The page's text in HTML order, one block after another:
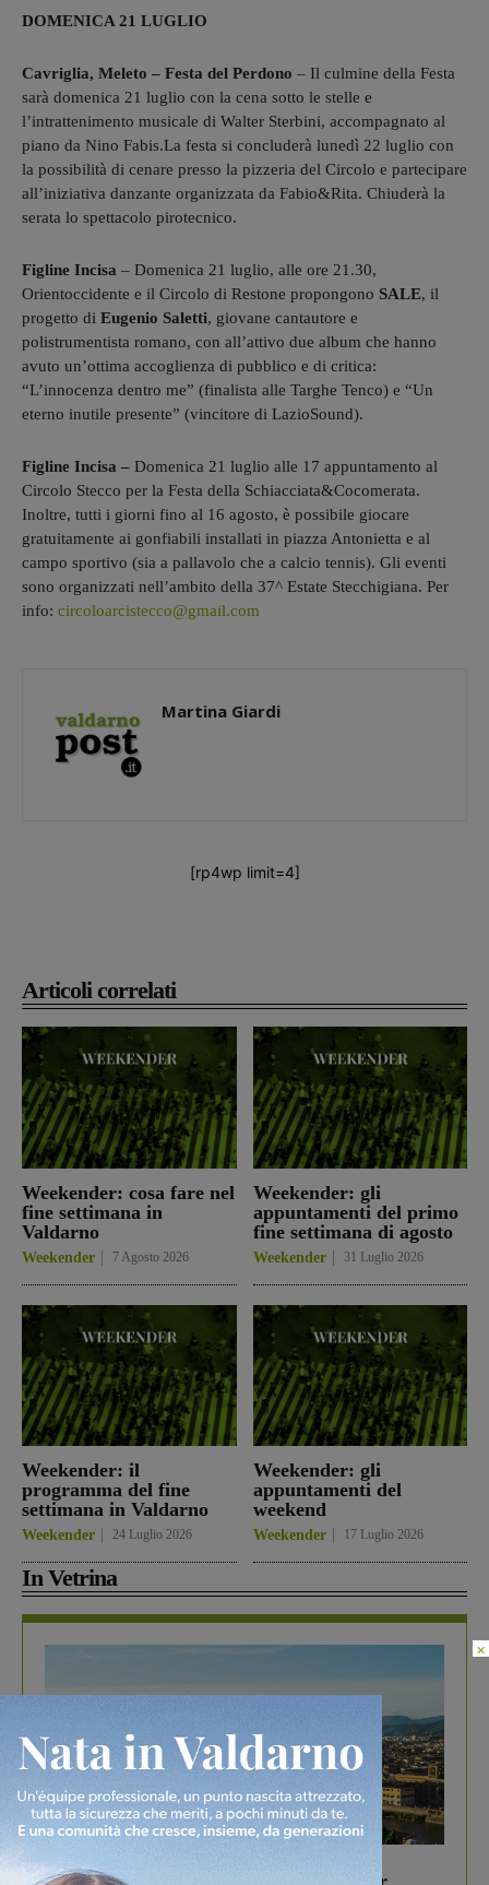
Articoli correlati
Weekender: cosa fare nel
fine settimana in
Valdarno
Weekender 7 Agosto 2026
Weekender: gli
appuntamenti del primo
fine settimana di agosto
Weekender 31 Luglio 2026
Weekender: il
programma del fine
settimana in Valdarno
Weekender 24 Luglio 2026
Weekender: gli
appuntamenti del
weekend
Weekender 17 Luglio 2026
In Vetrina
In vetrina 6 Agosto 2026
DOMENICA 21 LUGLIO
Cavriglia, Meleto – Festa del Perdono – Il culmine della Festa
sarà domenica 21 luglio con la cena sotto le stelle e
l’intrattenimento musicale di Walter Sterbini, accompagnato al
piano da Nino Fabis.La festa si concluderà lunedì 22 luglio con
la possibilità di cenare presso la pizzeria del Circolo e partecipare
all’iniziativa danzante organizzata da Fabio&Rita. Chiuderà la
serata lo spettacolo pirotecnico.
Figline Incisa – Domenica 21 luglio, alle ore 21.30,
Orientoccidente e il Circolo di Restone propongono SALE, il
progetto di Eugenio Saletti, giovane cantautore e
polistrumentista romano, con all’attivo due album che hanno
avuto un’ottima accoglienza di pubblico e di critica:
“L’innocenza dentro me” (finalista alle Targhe Tenco) e “Un
eterno inutile presente” (vincitore di LazioSound).
Figline Incisa – Domenica 21 luglio alle 17 appuntamento al
Circolo Stecco per la Festa della Schiacciata&Cocomerata.
Inoltre, tutti i giorni fino al 16 agosto, è possibile giocare
gratuitamente ai gonfiabili installati in piazza Antonietta e al
campo sportivo (sia a pallavolo che a calcio tennis). Gli eventi
sono organizzati nell’ambito della 37^ Estate Stecchigiana. Per
info: circoloarcistecco@gmail.com
Martina Giardi
[rp4wp limit=4]
×